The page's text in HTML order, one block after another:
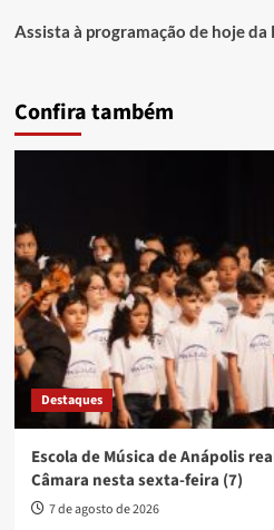
Assista à programação de hoje
Confira também
Destaques
Escola de Música de Anápolis
Câmara nesta sexta-feira (7)
7 de agosto de 2026